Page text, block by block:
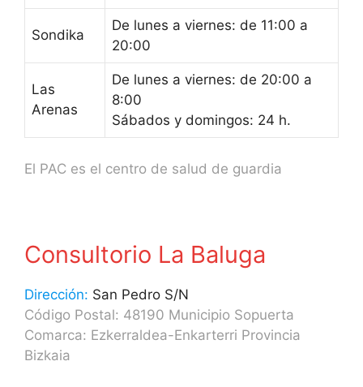
Sondika
De lunes a viernes: de 11:00 a
20:00
Las
Arenas
De lunes a viernes: de 20:00 a
8:00
Sábados y domingos: 24 h.
El PAC es el centro de salud de guardia
Consultorio La Baluga
Dirección: San Pedro S/N
Código Postal: 48190 Municipio Sopuerta
Comarca: Ezkerraldea-Enkarterri Provincia
Bizkaia